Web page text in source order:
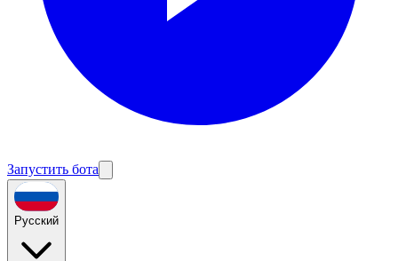
Запустить бота
Русский